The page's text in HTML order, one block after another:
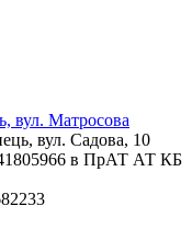
вул. Матросова
вул. Садова, 10
в ПрАТ АТ КБ